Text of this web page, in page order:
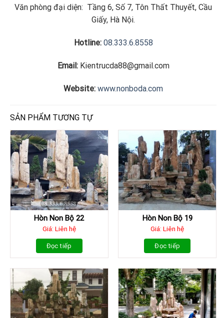
Văn phòng đại diện: Tầng 6, Số 7, Tôn Thất Thuyết, Cầu
Giấy, Hà Nội.
Hotline: 08.333.6.8558
Email:Kientrucda88@gmail.com
Website: www.nonboda.com
SẢN PHẨM TƯƠNG TỰ
Hòn Non Bộ 22
Giá: Liên hệ
Đọc tiếp
Hòn Non Bộ 19
Giá: Liên hệ
Đọc tiếp